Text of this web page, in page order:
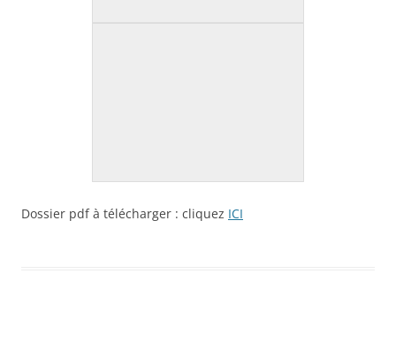
Dossier pdf à télécharger : cliquez ICI